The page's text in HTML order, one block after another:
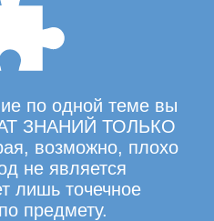
по одной теме вы
ЗНАНИЙ ТОЛЬКО
возможно, плохо
не является
лишь точечное
предмету.